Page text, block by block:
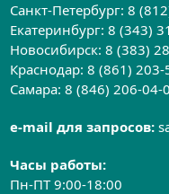
Санкт-Петербург:8
Екатеринбург:8 (343)
Новосибирск:8 (383)
Краснодар:8 (861) 203-
Самара:8 (846) 206-04-
e-mail для запросов:
Часы работы:
Пн-ПТ 9:00-18:00